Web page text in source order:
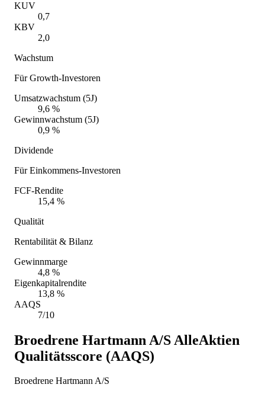
KUV
0,7
KBV
2,0
Wachstum
Für Growth-Investoren
Umsatzwachstum (5J)
9,6 %
Gewinnwachstum (5J)
0,9 %
Dividende
Für Einkommens-Investoren
FCF-Rendite
15,4 %
Qualität
Rentabilität & Bilanz
Gewinnmarge
4,8 %
Eigenkapitalrendite
13,8 %
AAQS
7/10
Broedrene Hartmann A/S AlleAktien
Qualitätsscore (AAQS)
Broedrene Hartmann A/S